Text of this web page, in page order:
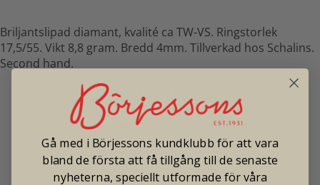
Briljantslipad diamant, kvalité ca TW-VS. Ringstorlek
17,5/55. Vikt 8,8 gram. Bredd 4mm. Tillverkad hos Schalins.
Second hand.
Pris: 29 500
Tradionellt butikspris: 54 000
Gå med i Börjessons kundklubb för att vara
bland de första att få tillgång till de senaste
nyheterna, speciellt utformade för våra